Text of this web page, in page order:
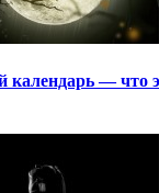
— что